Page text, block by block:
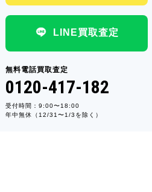
LINE買取査定
無料電話買取査定
0120-417-182
受付時間：9:00〜18:00
年中無休（12/31〜1/3を除く）